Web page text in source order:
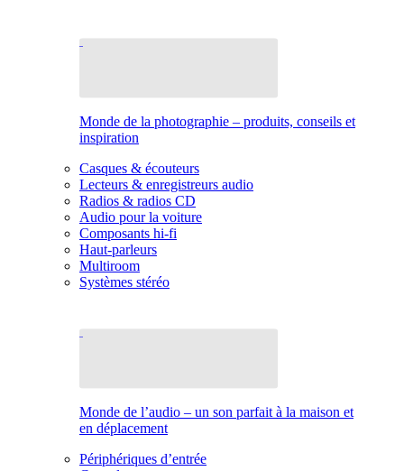
Monde de la photographie – produits, conseils et
inspiration
Casques & écouteurs
Lecteurs & enregistreurs audio
Radios & radios CD
Audio pour la voiture
Composants hi-fi
Haut-parleurs
Multiroom
Systèmes stéréo
Monde de l’audio – un son parfait à la maison et
en déplacement
Périphériques d’entrée